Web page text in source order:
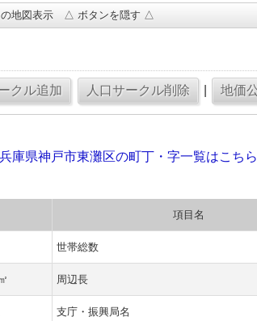
の地図表示 △ ボタンを隠す △
庫県神戸市東灘区の町丁・字一覧はこちら
項目名
世帯総数
周辺長
支庁・振興局名